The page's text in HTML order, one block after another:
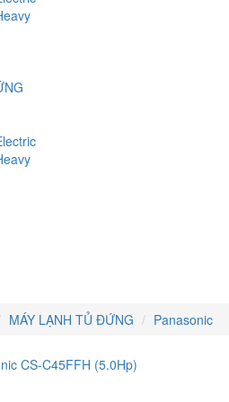
MÁY LẠNH TỦ ĐỨNG Panasonic